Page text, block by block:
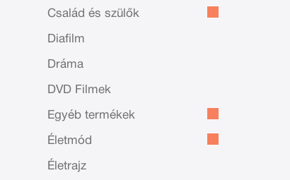
Család és szülők
Diafilm
Dráma
DVD Filmek
Egyéb termékek
Életmód
Életrajz